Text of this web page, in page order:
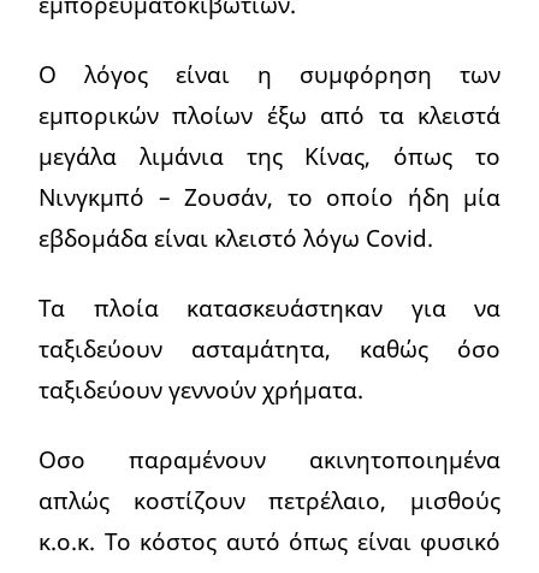
Ο λόγος είναι η συμφόρηση των
εμπορικών πλοίων έξω από τα κλειστά
μεγάλα λιμάνια της Κίνας, όπως το
Νινγκμπό – Ζουσάν, το οποίο ήδη μία
εβδομάδα είναι κλειστό λόγω Covid.
Τα πλοία κατασκευάστηκαν για να
ταξιδεύουν ασταμάτητα, καθώς όσο
ταξιδεύουν γεννούν χρήματα.
Οσο παραμένουν ακινητοποιημένα
απλώς κοστίζουν πετρέλαιο, μισθούς
κ.ο.κ. Το κόστος αυτό όπως είναι φυσικό